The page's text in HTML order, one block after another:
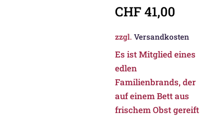
CHF41,00
zzgl.Versandkosten
Es ist Mitglied eines
edlen
Familienbrands, der
auf einem Bett aus
frischem Obst gereift